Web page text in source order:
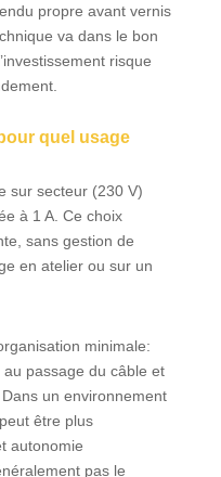
propre avant vernis
va dans le bon
risque
quel usage
sur secteur (230 V)
à 1 A. Ce choix
sans gestion de
en atelier ou sur un
minimale:
passage du câble et
un environnement
être plus
autonomie
pas le